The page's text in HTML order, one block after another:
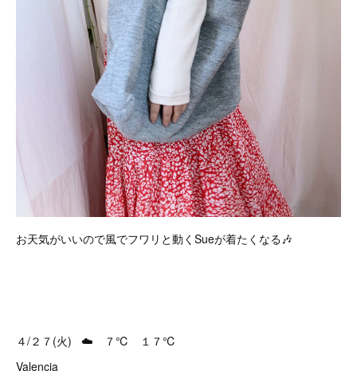
お天気がいいので風でフワリと動くSueが着たくなる🎶
４/２７(火) ☁️ ７℃ １７℃
Valencia